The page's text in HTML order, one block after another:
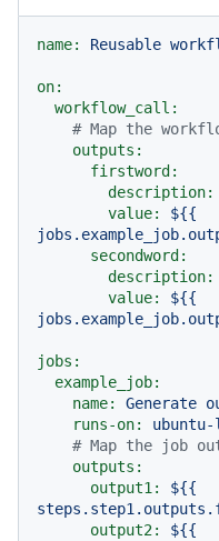
name: Reusable
on:
workflow_call:
# Map the
outputs:
firstword:
description:
value:
${{
secondword:
description:
value:
${{
jobs:
example_job:
name:
Generate
runs-on:
# Map the job
outputs:
output1:
${{
output2:
${{